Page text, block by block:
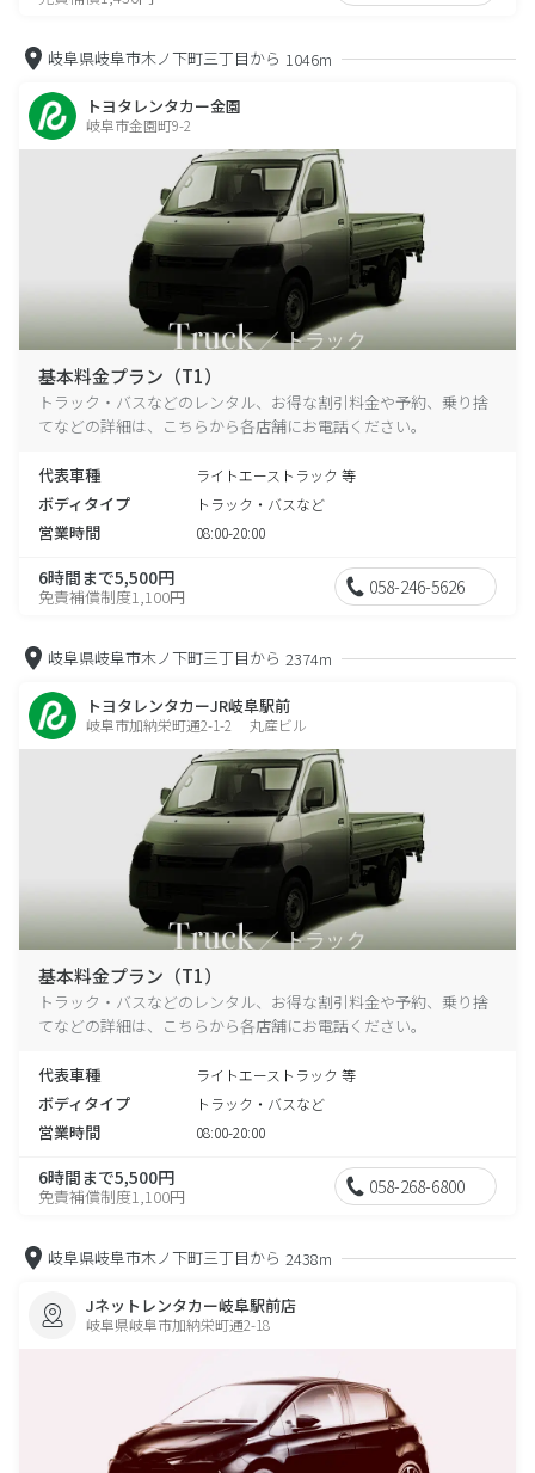
岐阜県岐阜市木ノ下町三丁目から 1046m
トヨタレンタカー金園
岐阜市金園町9-2
基本料金プラン（T1）
トラック・バスなどのレンタル、お得な割引料金や予約、乗り捨
てなどの詳細は、こちらから各店舗にお電話ください。
代表車種 ライトエーストラック 等
ボディタイプ トラック・バスなど
営業時間 08:00-20:00
6時間まで5,500円
免責補償制度1,100円 058-246-5626
岐阜県岐阜市木ノ下町三丁目から 2374m
トヨタレンタカーJR岐阜駅前
岐阜市加納栄町通2-1-2 丸産ビル
基本料金プラン（T1）
トラック・バスなどのレンタル、お得な割引料金や予約、乗り捨
てなどの詳細は、こちらから各店舗にお電話ください。
代表車種 ライトエーストラック 等
ボディタイプ トラック・バスなど
営業時間 08:00-20:00
6時間まで5,500円
免責補償制度1,100円 058-268-6800
岐阜県岐阜市木ノ下町三丁目から 2438m
Jネットレンタカー岐阜駅前店
岐阜県岐阜市加納栄町通2-18